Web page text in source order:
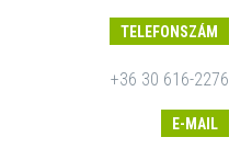
TELEFONSZÁM
+36 30 616-2276
E-MAIL